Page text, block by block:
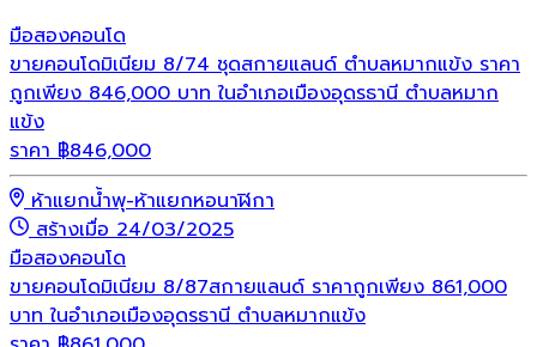
มือสองคอนโด
ขายคอนโดมิเนียม 8/74 ชุดสกายแลนด์ ตำบลหมากแข้ง ราคา
ถูกเพียง 846,000 บาท ในอำเภอเมืองอุดรธานี ตำบลหมาก
แข้ง
ราคา ฿846,000
ห้าแยกน้ำพุ-ห้าแยกหอนาฬิกา
สร้างเมื่อ 24/03/2025
มือสองคอนโด
ขายคอนโดมิเนียม 8/87สกายแลนด์ ราคาถูกเพียง 861,000
บาท ในอำเภอเมืองอุดรธานี ตำบลหมากแข้ง